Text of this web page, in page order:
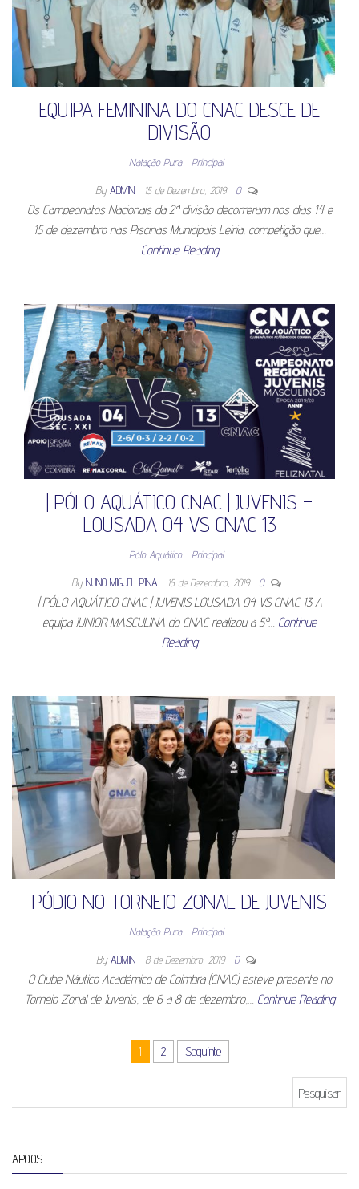
EQUIPA FEMININA DO CNAC DESCE DE
DIVISÃO
Natação Pura Principal
By ADMIN 15 de Dezembro, 2019 0
Os Campeonatos Nacionais da 2ª divisão decorreram nos dias 14 e
15 de dezembro nas Piscinas Municipais Leiria, competição que…
Continue Reading
| PÓLO AQUÁTICO CNAC | JUVENIS –
LOUSADA 04 VS CNAC 13
Pólo Aquático Principal
By NUNO MIGUEL PINA 15 de Dezembro, 2019 0
| PÓLO AQUÁTICO CNAC | JUVENIS LOUSADA 04 VS CNAC 13 A
equipa JUNIOR MASCULINA do CNAC realizou a 5ª… Continue
Reading
PÓDIO NO TORNEIO ZONAL DE JUVENIS
Natação Pura Principal
By ADMIN 8 de Dezembro, 2019 0
O Clube Náutico Académico de Coimbra (CNAC) esteve presente no
Torneio Zonal de Juvenis, de 6 a 8 de dezembro,… Continue Reading
Paginação dos conteúdos
1 2 Seguinte
APOIOS